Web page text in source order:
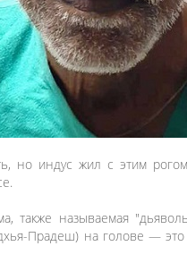
но индус жил с этим
также называемая
Прадеш) на голове —